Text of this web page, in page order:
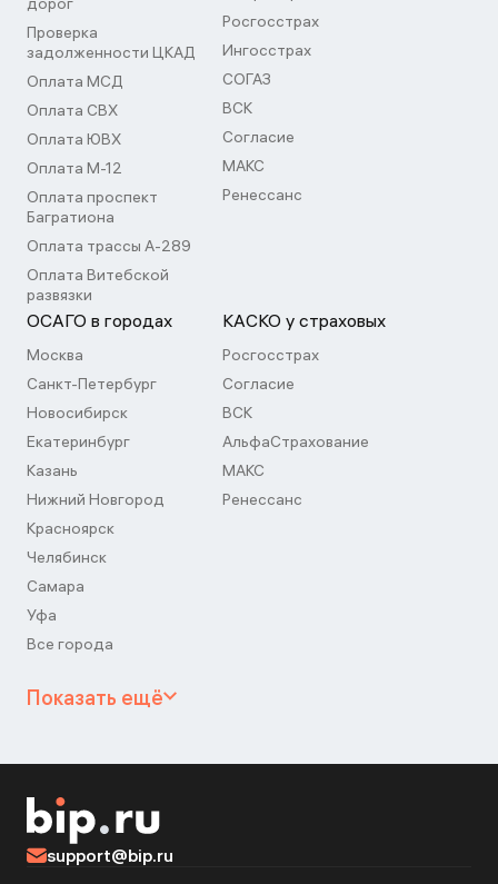
Проверка
задолженности ЦКАД
Оплата МСД
Оплата СВХ
Оплата ЮВХ
Оплата М-12
Оплата проспект
Багратиона
Оплата трассы А-289
Оплата Витебской
развязки
Росгосстрах
Ингосстрах
СОГАЗ
ВСК
Согласие
МАКС
Ренессанс
ОСАГО в городах
Москва
Санкт-Петербург
Новосибирск
Екатеринбург
Казань
Нижний Новгород
Красноярск
Челябинск
Самара
Уфа
Все города
КАСКО у страховых
Росгосстрах
Согласие
ВСК
АльфаСтрахование
МАКС
Ренессанс
Показать ещё
support@bip.ru